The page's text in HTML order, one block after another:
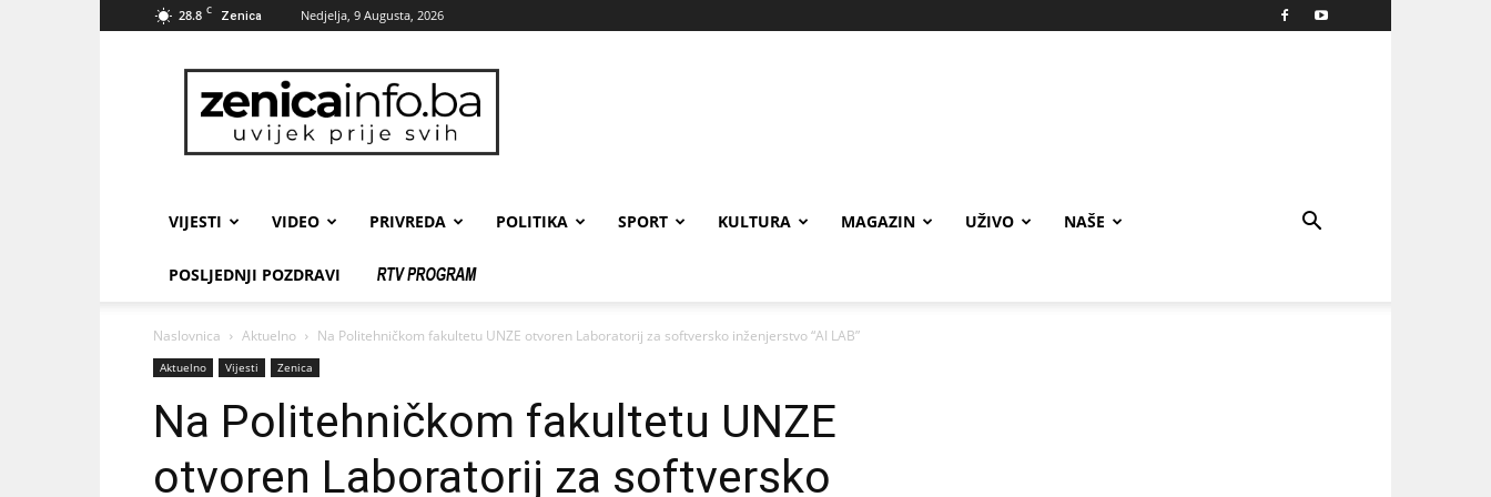
28.8 C Zenica Nedjelja, 9 Augusta, 2026
zenicainfo.ba
VIJESTI VIDEO PRIVREDA POLITIKA SPORT KULTURA MAGAZIN UŽIVO NAŠE
POSLJEDNJI POZDRAVI
Naslovnica Aktuelno Na Politehničkom fakultetu UNZE otvoren Laboratorij za softversko inženjerstvo “AI LAB”
Aktuelno Vijesti Zenica
Na Politehničkom fakultetu UNZE
otvoren Laboratorij za softversko